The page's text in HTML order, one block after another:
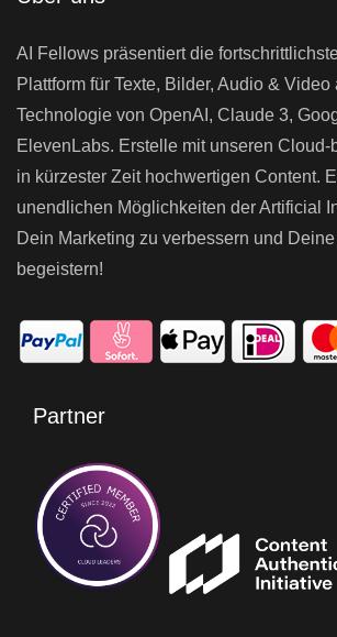
AI Fellows präsentiert die
Plattform für Texte, Bilder, Audio &
Technologie von OpenAI, Claude 3,
ElevenLabs. Erstelle mit unseren Cloud-
in kürzester Zeit hochwertigen Content.
unendlichen Möglichkeiten der Artificial
Dein Marketing zu verbessern und
begeistern!
Partner